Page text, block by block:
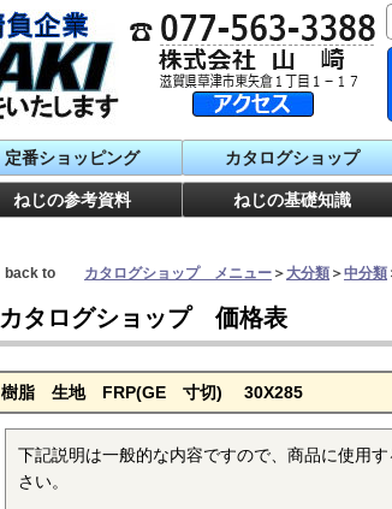
定番ショッピング カタログショップ
ねじの参考資料 ねじの基礎知識
back to カタログショップ メニュー ＞大分類 ＞中分類
カタログショップ 価格表
樹脂 生地 FRP(GE 寸切) 30X285
下記説明は一般的な内容ですので、商品に使用
さい。